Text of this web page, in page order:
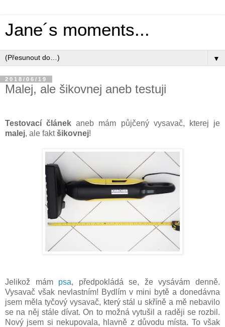
Jane´s moments...
▼
2018/06/19
Malej, ale šikovnej aneb testuji
Testovací článek aneb mám půjčený vysavač, kterej je
malej, ale faktšikovnej!
Jelikož mám psa, předpokládá se, že vysávám denně.
Vysavač však nevlastním! Bydlím v mini bytě a donedávna
jsem měla tyčový vysavač, který stál u skříně a mě nebavilo
se na něj stále dívat. On to možná vytušil a raději se rozbil.
Nový jsem si nekupovala, hlavně z důvodu místa. To však